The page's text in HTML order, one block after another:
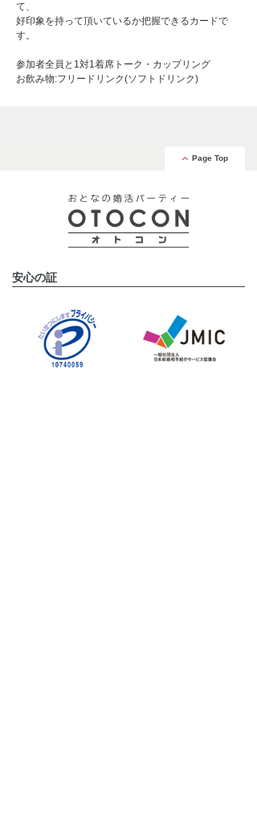
て、
好印象を持って頂いているか把握できるカードで
す。
参加者全員と1対1着席トーク・カップリング
お飲み物:フリードリンク(ソフトドリンク)
Page Top
安心の証